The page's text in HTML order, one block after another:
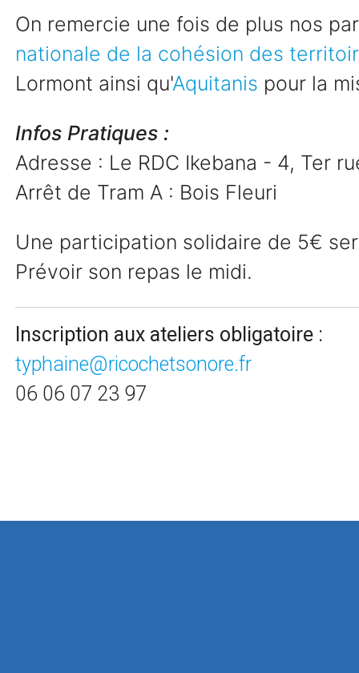
On remercie une fois de plus nos
nationale de la cohésion des
Lormont ainsi qu'Aquitanis pour la
Infos Pratiques :
Adresse : Le RDC Ikebana - 4, Ter
Arrêt de Tram A : Bois Fleuri
Une participation solidaire de 5€
Prévoir son repas le midi.
Inscription aux ateliers obligatoire :
typhaine@ricochetsonore.fr
06 06 07 23 97